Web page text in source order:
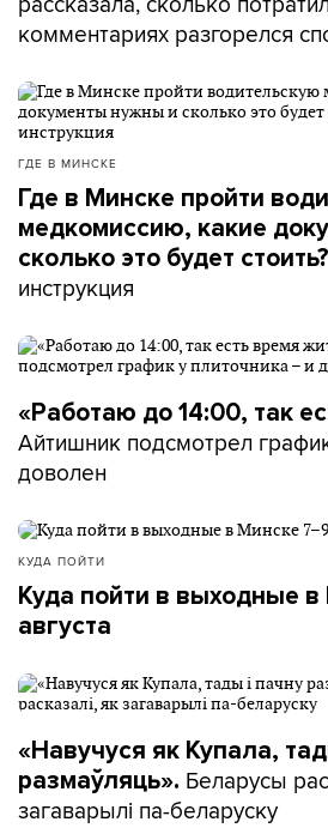
комментариях разгорелся
ГДЕ В МИНСКЕ
Где в Минске пройти
медкомиссию, какие
сколько это будет стоить?
инструкция
«Работаю до 14:00, так
Айтишник подсмотрел
доволен
КУДА ПОЙТИ
Куда пойти в выходные
августа
«Навучуся як Купала,
размаўляць». Беларусы
загаварылі па-беларуску